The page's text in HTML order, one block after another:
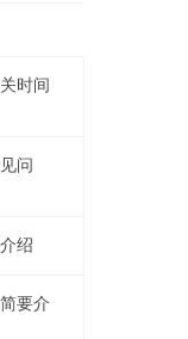
时间
问
绍
要介